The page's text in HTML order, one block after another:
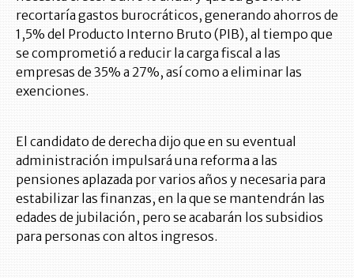
recortaría gastos burocráticos, generando ahorros de
1,5% del Producto Interno Bruto (PIB), al tiempo que
se comprometió a reducir la carga fiscal a las
empresas de 35% a ​​27%, así como a eliminar las
exenciones.
El candidato de derecha dijo que en su eventual
administración impulsará una reforma a las
pensiones aplazada por varios años y necesaria para
estabilizar las finanzas, en la que se mantendrán las
edades de jubilación, pero se acabarán los subsidios
para personas con altos ingresos.